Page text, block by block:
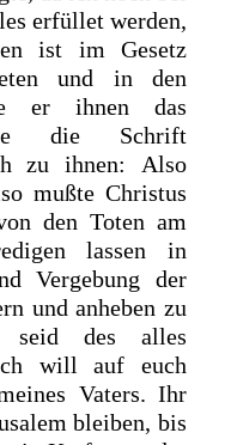
erfüllet werden,
ist im Gesetz
und in den
er ihnen das
die Schrift
zu ihnen: Also
mußte Christus
den Toten am
lassen in
Vergebung der
und anheben zu
seid des alles
will auf euch
Vaters. Ihr
bleiben, bis